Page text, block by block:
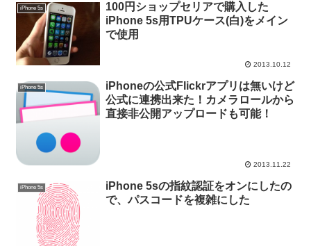
iPhone 5s
100円ショップセリアで購入した
iPhone 5s用TPUケース(白)をメイン
で使用
2013.10.12
iPhone 5s
iPhoneの公式Flickrアプリは無いけど
公式に連携出来た！カメラロールから
直接非公開アップロードも可能！
2013.11.22
iPhone 5s
iPhone 5sの指紋認証をオンにしたの
で、パスコードを複雑にした